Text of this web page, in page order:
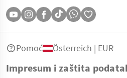
Impresum i zaštita
Pomoć Österreich | EUR